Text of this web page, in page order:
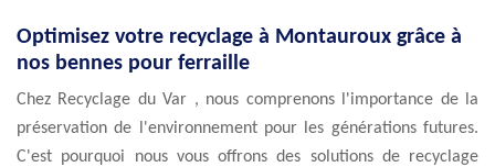
Optimisez votre recyclage à Montauroux grâce à
nos bennes pour ferraille
Chez Recyclage du Var , nous comprenons l'importance de la
préservation de l'environnement pour les générations futures.
C'est pourquoi nous vous offrons des solutions de recyclage